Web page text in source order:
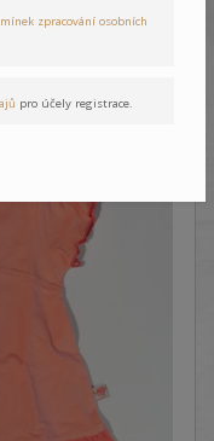
zpracování osobních
pro účely registrace.